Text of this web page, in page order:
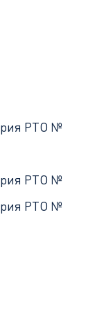
РТО №
РТО №
РТО №